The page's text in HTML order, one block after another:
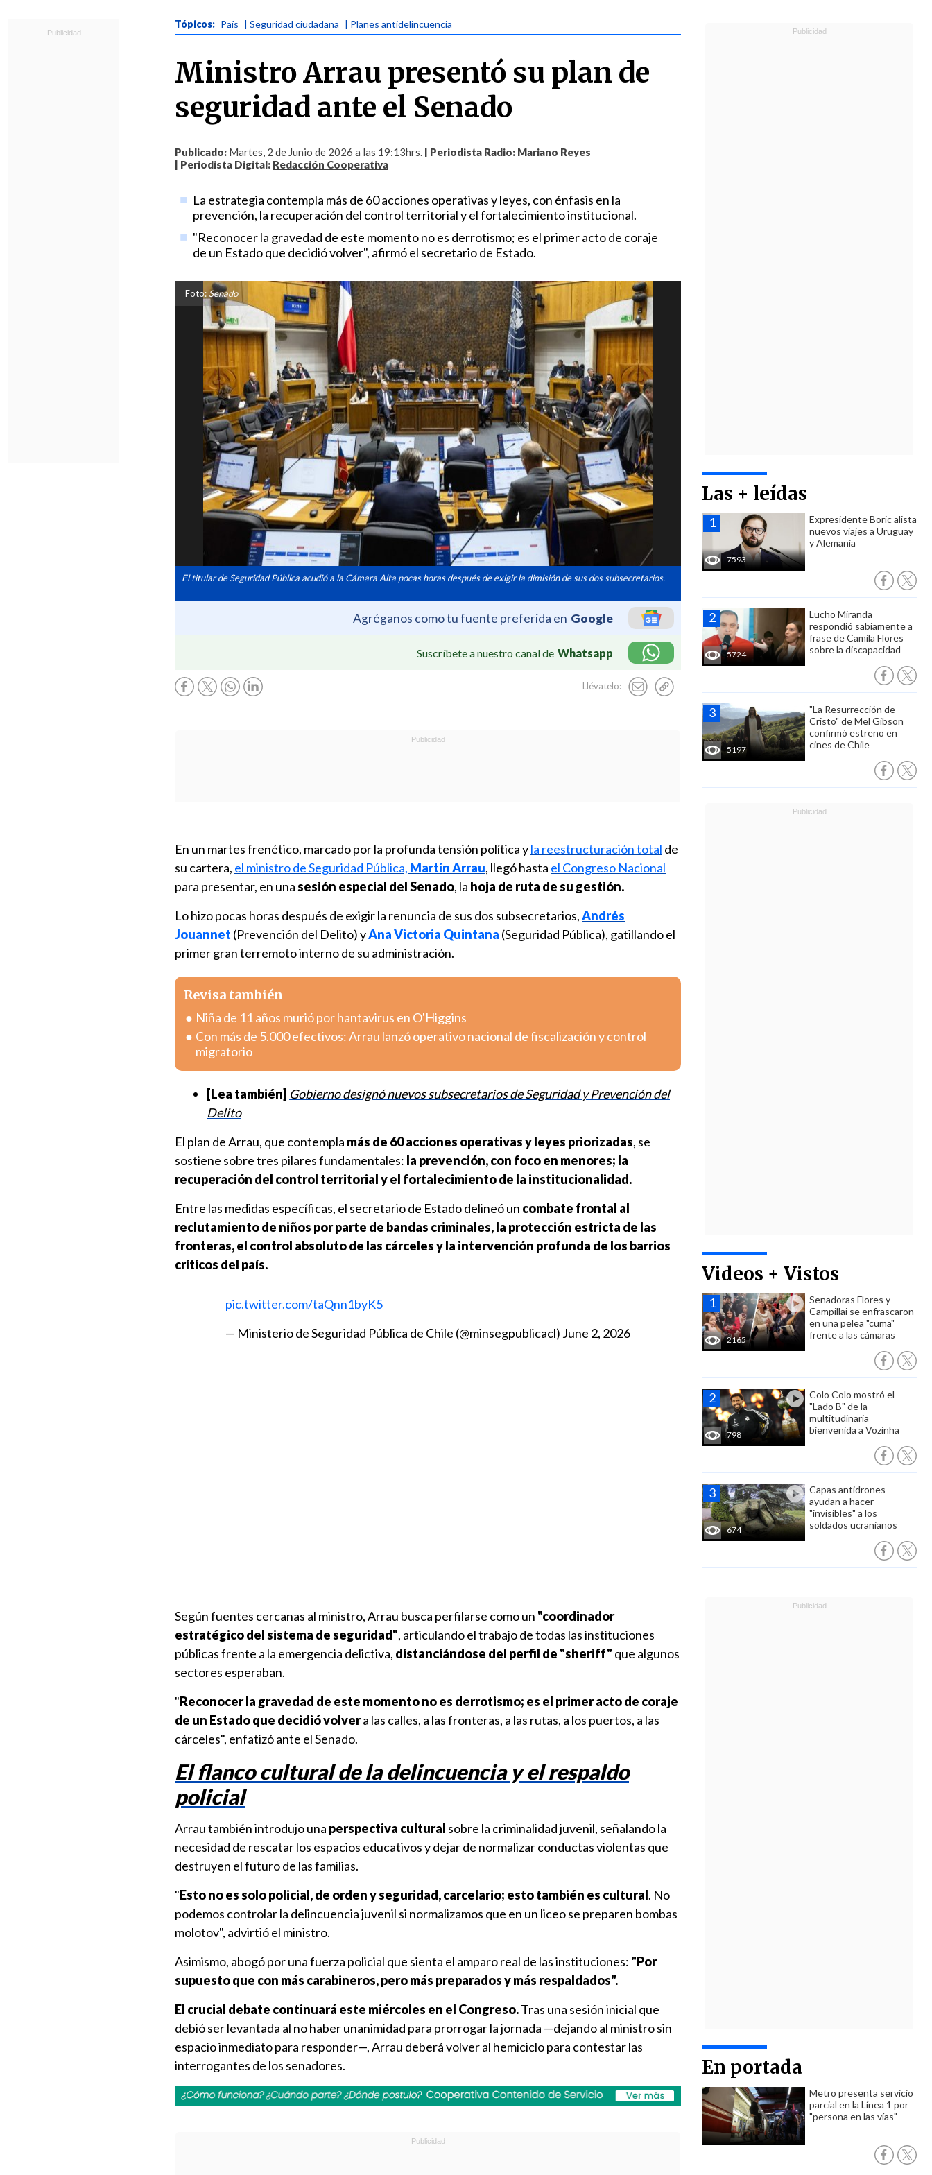
Tópicos: País | Seguridad ciudadana | Planes antidelincuencia
Ministro Arrau presentó su plan de
seguridad ante el Senado
Publicado: Martes, 2 de Junio de 2026 a las 19:13hrs. | Periodista Radio: Mariano Reyes
| Periodista Digital: Redacción Cooperativa
La estrategia contempla más de 60 acciones operativas y leyes, con énfasis en la
prevención, la recuperación del control territorial y el fortalecimiento institucional.
"Reconocer la gravedad de este momento no es derrotismo; es el primer acto de coraje
de un Estado que decidió volver", afirmó el secretario de Estado.
Foto:Senado
El titular de Seguridad Pública acudió a la Cámara Alta pocas horas después de exigir la dimisión de sus dos subsecretarios.
Agréganos como tu fuente preferida en Google
Suscríbete a nuestro canal de Whatsapp
Llévatelo:
Las + leídas
7593
Expresidente Boric alista
nuevos viajes a Uruguay
y Alemania
5724
Lucho Miranda
respondió sabiamente a
frase de Camila Flores
sobre la discapacidad
5197
"La Resurrección de
Cristo" de Mel Gibson
confirmó estreno en
cines de Chile
Videos + Vistos
2165
Senadoras Flores y
Campillai se enfrascaron
en una pelea "cuma"
frente a las cámaras
798
Colo Colo mostró el
"Lado B" de la
multitudinaria
bienvenida a Vozinha
674
Capas antidrones
ayudan a hacer
"invisibles" a los
soldados ucranianos
En portada
Metro presenta servicio
parcial en la Línea 1 por
"persona en las vías"
En un martes frenético, marcado por la profunda tensión política yla reestructuración total de
su cartera, el ministro de Seguridad Pública, Martín Arrau, llegó hasta el Congreso Nacional
para presentar, en unasesión especial del Senado, la hoja de ruta de su gestión.
Lo hizo pocas horas después de exigir la renuncia de sus dos subsecretarios,Andrés
Jouannet (Prevención del Delito) yAna Victoria Quintana (Seguridad Pública), gatillando el
primer gran terremoto interno de su administración.
Revisa también
Niña de 11 años murió por hantavirus en O'Higgins
Con más de 5.000 efectivos: Arrau lanzó operativo nacional de fiscalización y control
migratorio
[Lea también] Gobierno designó nuevos subsecretarios de Seguridad y Prevención del
Delito
El plan de Arrau, que contempla más de 60 acciones operativas y leyes priorizadas, se
sostiene sobre tres pilares fundamentales: la prevención, con foco en menores; la
recuperación del control territorial y el fortalecimiento de la institucionalidad.
Entre las medidas específicas, el secretario de Estado delineó un combate frontal al
reclutamiento de niños por parte de bandas criminales, la protección estricta de las
fronteras, el control absoluto de las cárceles y la intervención profunda de los barrios
críticos del país.
pic.twitter.com/taQnn1byK5
— Ministerio de Seguridad Pública de Chile (@minsegpublicacl) June 2, 2026
Según fuentes cercanas al ministro, Arrau busca perfilarse como un "coordinador
estratégico del sistema de seguridad", articulando el trabajo de todas las instituciones
públicas frente a la emergencia delictiva, distanciándose del perfil de "sheriff" que algunos
sectores esperaban.
"Reconocer la gravedad de este momento no es derrotismo; es el primer acto de coraje
de un Estado que decidió volvera las calles, a las fronteras, a las rutas, a los puertos, a las
cárceles", enfatizó ante el Senado.
El flanco cultural de la delincuencia y el respaldo
policial
Arrau también introdujo una perspectiva cultural sobre la criminalidad juvenil, señalando la
necesidad de rescatar los espacios educativos y dejar de normalizar conductas violentas que
destruyen el futuro de las familias.
"Esto no es solo policial, de orden y seguridad, carcelario; esto también es cultural. No
podemos controlar la delincuencia juvenil si normalizamos que en un liceo se preparen bombas
molotov", advirtió el ministro.
Asimismo, abogó por una fuerza policial que sienta el amparo real de las instituciones: "Por
supuesto que con más carabineros, pero más preparados y más respaldados".
El crucial debate continuará este miércoles en el Congreso.Tras una sesión inicial que
debió ser levantada al no haber unanimidad para prorrogar la jornada —dejando al ministro sin
espacio inmediato para responder—, Arrau deberá volver al hemiciclo para contestar las
interrogantes de los senadores.